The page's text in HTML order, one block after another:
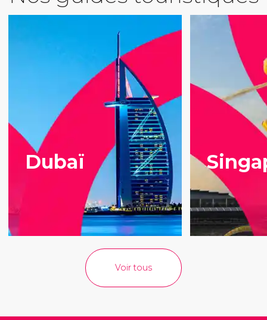
Dubaï
Voir tous